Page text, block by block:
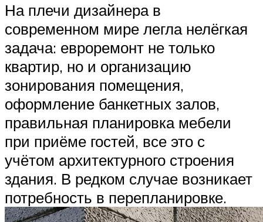
На плечи дизайнера в
современном мире легла нелёгкая
задача: евроремонт не только
квартир, но и организацию
зонирования помещения,
оформление банкетных залов,
правильная планировка мебели
при приёме гостей, все это с
учётом архитектурного строения
здания. В редком случае возникает
потребность в перепланировке.